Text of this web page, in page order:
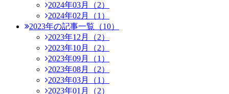
2024年03月（2）
2024年02月（1）
2023年の記事一覧（10）
2023年12月（2）
2023年10月（2）
2023年09月（1）
2023年08月（2）
2023年03月（1）
2023年01月（2）